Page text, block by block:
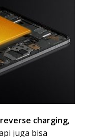
reverse charging,
juga bisa